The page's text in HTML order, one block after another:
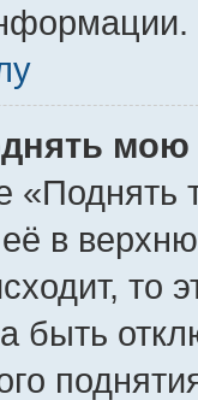
мою
«Поднять
в
то
быть